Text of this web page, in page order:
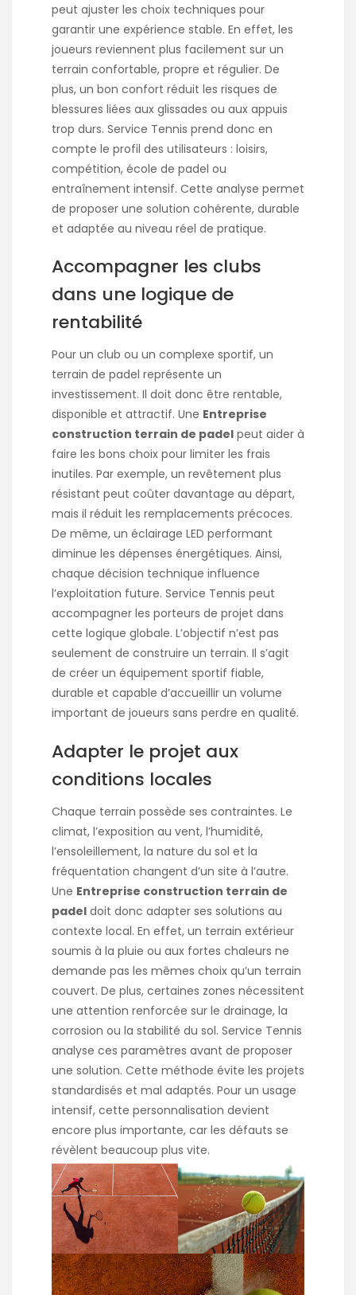
peut ajuster les choix techniques pour
garantir une expérience stable. En effet, les
joueurs reviennent plus facilement sur un
terrain confortable, propre et régulier. De
plus, un bon confort réduit les risques de
blessures liées aux glissades ou aux appuis
trop durs. Service Tennis prend donc en
compte le profil des utilisateurs : loisirs,
compétition, école de padel ou
entraînement intensif. Cette analyse permet
de proposer une solution cohérente, durable
et adaptée au niveau réel de pratique.
Accompagner les clubs
dans une logique de
rentabilité
Pour un club ou un complexe sportif, un
terrain de padel représente un
investissement. Il doit donc être rentable,
disponible et attractif. Une Entreprise
construction terrain de padel peut aider à
faire les bons choix pour limiter les frais
inutiles. Par exemple, un revêtement plus
résistant peut coûter davantage au départ,
mais il réduit les remplacements précoces.
De même, un éclairage LED performant
diminue les dépenses énergétiques. Ainsi,
chaque décision technique influence
l’exploitation future. Service Tennis peut
accompagner les porteurs de projet dans
cette logique globale. L’objectif n’est pas
seulement de construire un terrain. Il s’agit
de créer un équipement sportif fiable,
durable et capable d’accueillir un volume
important de joueurs sans perdre en qualité.
Adapter le projet aux
conditions locales
Chaque terrain possède ses contraintes. Le
climat, l’exposition au vent, l’humidité,
l’ensoleillement, la nature du sol et la
fréquentation changent d’un site à l’autre.
Une Entreprise construction terrain de
padel doit donc adapter ses solutions au
contexte local. En effet, un terrain extérieur
soumis à la pluie ou aux fortes chaleurs ne
demande pas les mêmes choix qu’un terrain
couvert. De plus, certaines zones nécessitent
une attention renforcée sur le drainage, la
corrosion ou la stabilité du sol. Service Tennis
analyse ces paramètres avant de proposer
une solution. Cette méthode évite les projets
standardisés et mal adaptés. Pour un usage
intensif, cette personnalisation devient
encore plus importante, car les défauts se
révèlent beaucoup plus vite.